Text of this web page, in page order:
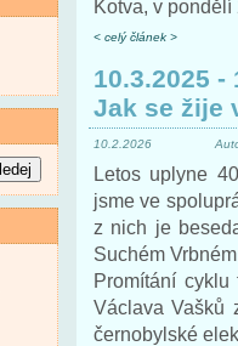
Kotva, v pondělí
< celý článek >
10.3.2025
Jak se žije
10.2.2026
Letos uplyne
jsme ve
z nich je
Suchém
Promítání
Václava Vašků
černobylské